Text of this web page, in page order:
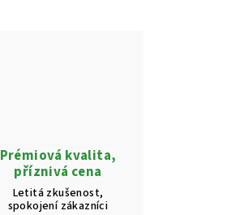
Prémiová kvalita,
příznivá cena
Letitá zkušenost,
spokojení zákazníci